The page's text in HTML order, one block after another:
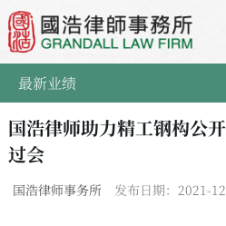
最新业绩
国浩律师助力精工钢构公
过会
国浩律师事务所 发布日期：2021-